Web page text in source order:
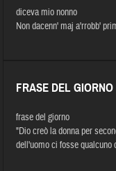
diceva mio nonno
Non dacenn' maj a'rrobb'
FRASE DEL GIORNO
frase del giorno
"Dio creò la donna per
dell'uomo ci fosse